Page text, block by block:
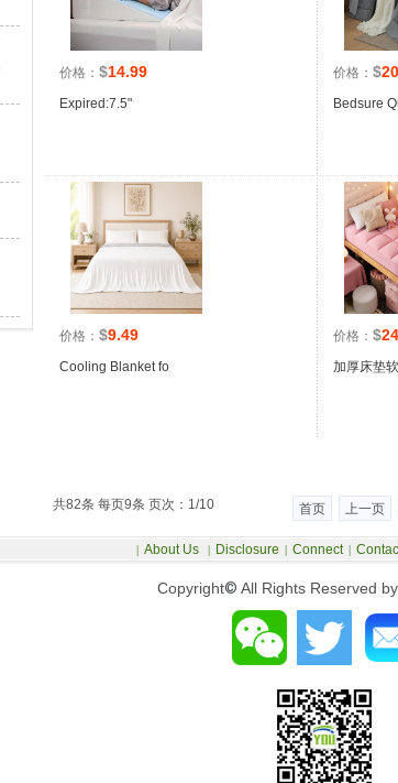
价格： $14.99
Expired:7.5"
价格： $
Bedsure
价格： $9.49
Cooling Blanket fo
价格： $
加厚床垫
共82条 每页9条 页次：1/10 首页 上一页
Copyright© All Rights Reserved
| About Us | Disclosure | Connect |